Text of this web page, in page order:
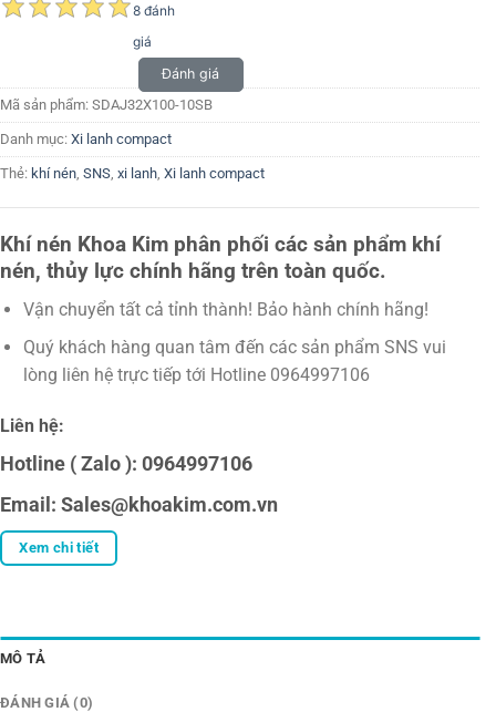
8 đánh
giá
Đánh giá
Mã sản phẩm: SDAJ32X100-10SB
Danh mục: Xi lanh compact
Thẻ: khí nén, SNS, xi lanh, Xi lanh compact
Khí nén Khoa Kim phân phối các sản phẩm khí
nén, thủy lực chính hãng trên toàn quốc.
Vận chuyển tất cả tỉnh thành! Bảo hành chính hãng!
Quý khách hàng quan tâm đến các sản phẩm SNS vui
lòng liên hệ trực tiếp tới Hotline 0964997106
Liên hệ:
Hotline ( Zalo ): 0964997106
Email: Sales@khoakim.com.vn
Xem chi tiết
MÔ TẢ
ĐÁNH GIÁ (0)